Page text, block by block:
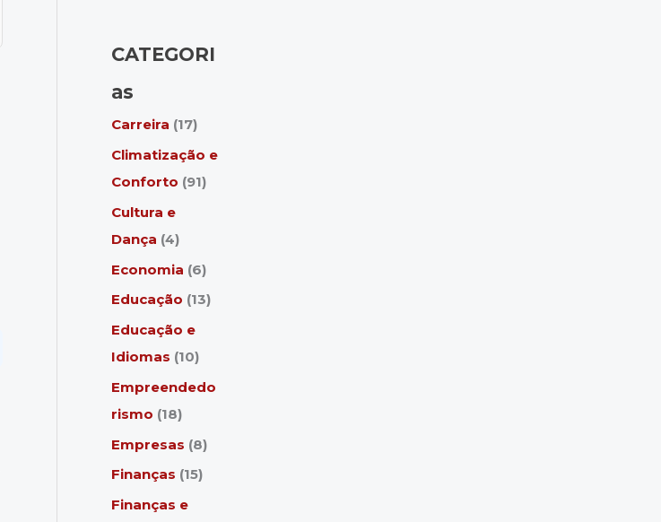
CATEGORI
as
Carreira (17)
Climatização e
Conforto (91)
Cultura e
Dança (4)
Economia (6)
Educação (13)
Educação e
Idiomas (10)
Empreendedo
rismo (18)
Empresas (8)
Finanças (15)
Finanças e